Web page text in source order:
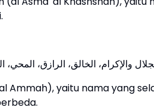
Ammah), yaitu nama yang